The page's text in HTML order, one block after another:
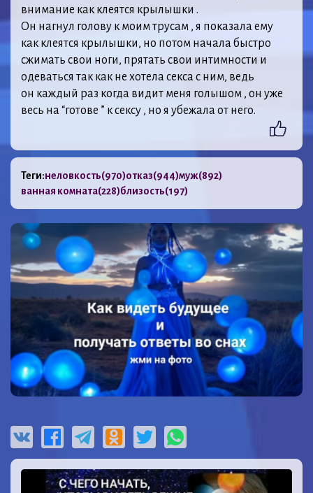
внимание как клеятся крылышки .
Он нагнул голову к моим трусам , я показала ему
как клеятся крылышки, но потом начала быстро
сжимать свои ноги, прятать свои интимности и
одеваться так как не хотела секса с ним, ведь
он каждый раз когда видит меня голышом , он уже
весь на “готове ” к сексу , но я убежала от него.
Теги:неловкость(970)отказ(944)муж(892)
ванная комната(228)близость(197)